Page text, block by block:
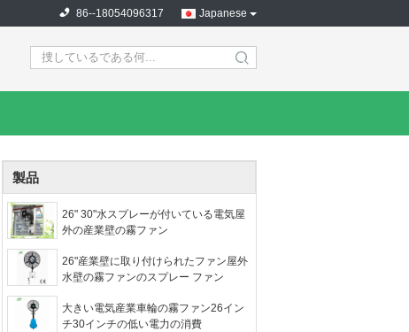
Japanese
86--18054096317
search
製品
26" 30"水スプレーが付いている電気屋
外の産業壁の霧ファン
26"産業壁に取り付けられたファン屋外
水壁の霧ファンのスプレー ファン
大きい電気産業車輪の霧ファン26イン
チ30インチの低い電力の消費